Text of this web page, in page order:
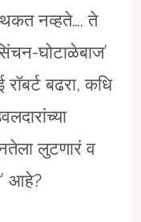
थकत नव्हते…. ते
घोटाळेबाज’
बढरा, कधि
लुटणारं व
आहे?